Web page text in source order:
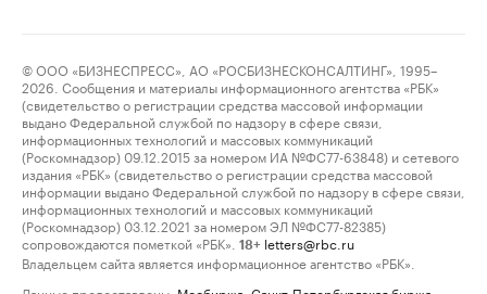
© ООО «БИЗНЕСПРЕСС», АО «РОСБИЗНЕСКОНСАЛТИНГ», 1995–
2026. Сообщения и материалы информационного агентства «РБК»
(свидетельство о регистрации средства массовой информации
выдано Федеральной службой по надзору в сфере связи,
информационных технологий и массовых коммуникаций
(Роскомнадзор) 09.12.2015 за номером ИА №ФС77-63848) и сетевого
издания «РБК» (свидетельство о регистрации средства массовой
информации выдано Федеральной службой по надзору в сфере связи,
информационных технологий и массовых коммуникаций
(Роскомнадзор) 03.12.2021 за номером ЭЛ №ФС77-82385)
сопровождаются пометкой «РБК».
18+ letters@rbc.ru
Владельцем сайта является информационное агентство «РБК».